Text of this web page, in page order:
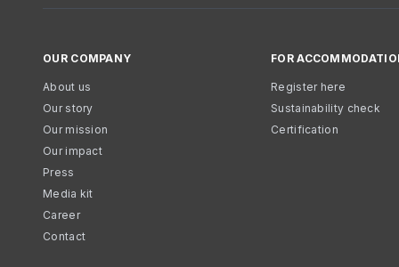
OUR COMPANY
About us
Our story
Our mission
Our impact
Press
Media kit
Career
Contact
FOR
Register here
Sustainability check
Certification